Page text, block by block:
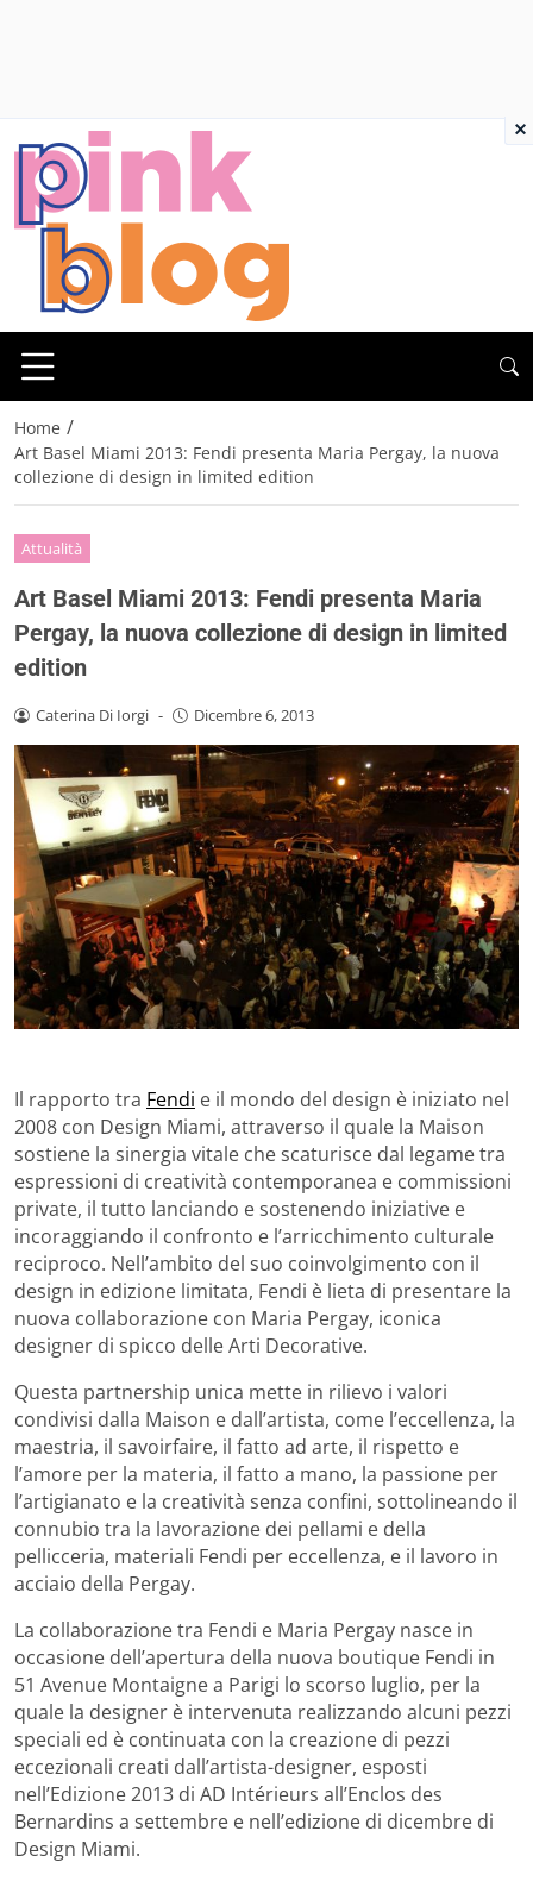
Home /
Art Basel Miami 2013: Fendi presenta Maria Pergay, la nuova
collezione di design in limited edition
Attualità
Art Basel Miami 2013: Fendi presenta Maria
Pergay, la nuova collezione di design in limited
edition
Caterina Di Iorgi - Dicembre 6, 2013
Il rapporto tra Fendi e il mondo del design è iniziato nel
2008 con Design Miami, attraverso il quale la Maison
sostiene la sinergia vitale che scaturisce dal legame tra
espressioni di creatività contemporanea e commissioni
private, il tutto lanciando e sostenendo iniziative e
incoraggiando il confronto e l’arricchimento culturale
reciproco. Nell’ambito del suo coinvolgimento con il
design in edizione limitata, Fendi è lieta di presentare la
nuova collaborazione con Maria Pergay, iconica
designer di spicco delle Arti Decorative.
Questa partnership unica mette in rilievo i valori
condivisi dalla Maison e dall’artista, come l’eccellenza, la
maestria, il savoirfaire, il fatto ad arte, il rispetto e
l’amore per la materia, il fatto a mano, la passione per
l’artigianato e la creatività senza confini, sottolineando il
connubio tra la lavorazione dei pellami e della
pellicceria, materiali Fendi per eccellenza, e il lavoro in
acciaio della Pergay.
La collaborazione tra Fendi e Maria Pergay nasce in
occasione dell’apertura della nuova boutique Fendi in
51 Avenue Montaigne a Parigi lo scorso luglio, per la
quale la designer è intervenuta realizzando alcuni pezzi
speciali ed è continuata con la creazione di pezzi
eccezionali creati dall’artista-designer, esposti
nell’Edizione 2013 di AD Intérieurs all’Enclos des
Bernardins a settembre e nell’edizione di dicembre di
Design Miami.
×